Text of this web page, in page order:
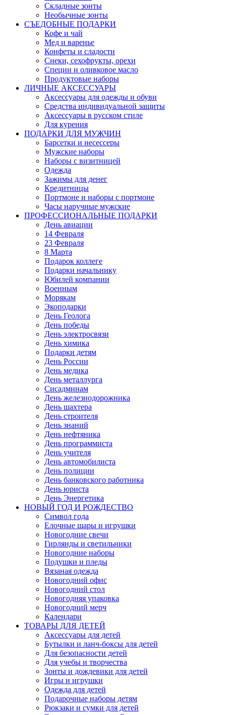
Складные зонты
Необычные зонты
СЪЕДОБНЫЕ ПОДАРКИ
Кофе и чай
Мед и варенье
Конфеты и сладости
Снеки, сехофрукты, орехи
Специи и оливковое масло
Продуктовые наборы
ЛИЧНЫЕ АКСЕССУАРЫ
Аксессуары для одежды и обуви
Средства индивидуальной защиты
Аксессуары в русском стиле
Для курения
ПОДАРКИ ДЛЯ МУЖЧИН
Барсетки и несессеры
Мужские наборы
Наборы с визитницей
Одежда
Зажимы для денег
Кредитницы
Портмоне и наборы с портмоне
Часы наручные мужские
ПРОФЕССИОНАЛЬНЫЕ ПОДАРКИ
День авиации
14 Февраля
23 Февраля
8 Марта
Подарок коллеге
Подарки начальнику
Юбилей компании
Военным
Морякам
Экоподарки
День Геолога
День победы
День электросвязи
День химика
Подарки детям
День России
День медика
День металлурга
Сисадминам
День железнодорожника
День шахтера
День строителя
День знаний
День нефтяника
День программиста
День учителя
День автомобилиста
День полиции
День банковского работника
День юриста
День Энергетика
НОВЫЙ ГОД И РОЖДЕСТВО
Символ года
Елочные шары и игрушки
Новогодние свечи
Гирлянды и светильники
Новогодние наборы
Подушки и пледы
Вязаная одежда
Новогодний офис
Новогодний стол
Новогодняя упаковка
Новогодний мерч
Календари
ТОВАРЫ ДЛЯ ДЕТЕЙ
Аксессуары для детей
Бутылки и ланч-боксы для детей
Для безопасности детей
Для учебы и творчества
Зонты и дождевики для детей
Игры и игрушки
Одежда для детей
Подарочные наборы детям
Рюкзаки и сумки для детей